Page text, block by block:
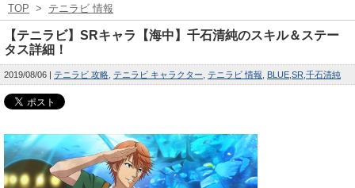
TOP > テニラビ 情報
【テニラビ】SRキャラ【海中】千石清純のスキル＆ステー
タス詳細！
2019/08/06 テニラビ 攻略 テニラビ キャラクター テニラビ 情報 BLUE SR 千石清純